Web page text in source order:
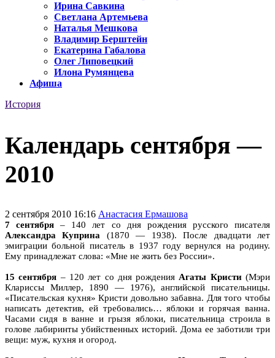
Ирина Савкина
Светлана Артемьева
Наталья Мешкова
Владимир Берштейн
Екатерина Габалова
Олег Липовецкий
Илона Румянцева
Афиша
История
Календарь сентября —
2010
2 сентября 2010 16:16 Анастасия Ермашова
7 сентября – 140 лет со дня рождения русского писателя
Александра Куприна (1870 — 1938). После двадцати лет
эмиграции больной писатель в 1937 году вернулся на родину.
Ему принадлежат слова: «Мне не жить без России».
15 сентября – 120 лет со дня рождения Агаты Кристи(Мэри
Клариссы Миллер, 1890 — 1976), английской писательницы.
«Писательская кухня» Кристи довольно забавна. Для того чтобы
написать детектив, ей требовались… яблоки и горячая ванна.
Часами сидя в ванне и грызя яблоки, писательница строила в
голове лабиринты убийственных историй. Дома ее заботили три
вещи: муж, кухня и огород.